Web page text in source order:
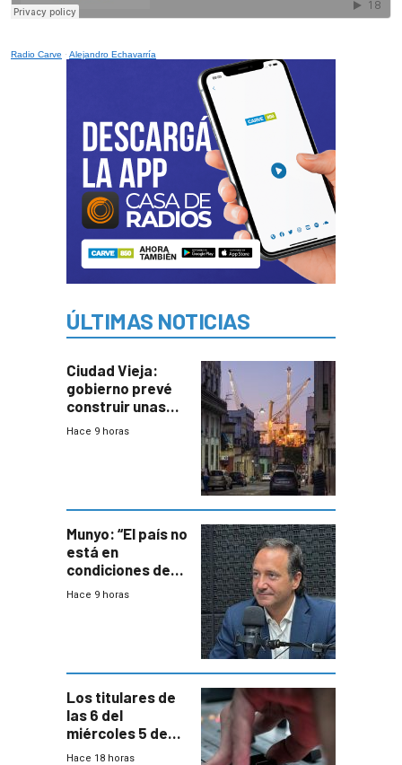
Radio Carve · Alejandro Echavarría
ÚLTIMAS NOTICIAS
Ciudad Vieja:
gobierno prevé
construir unas
mil viviendas en
Hace 9 horas
Munyo: “El país no
está en
condiciones de
enfrentar una
Hace 9 horas
Los titulares de
las 6 del
miércoles 5 de
agosto de 2026
Hace 18 horas